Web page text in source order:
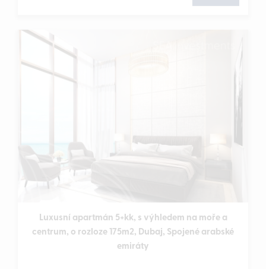
Luxusní apartmán 5+kk, s výhledem na moře a
centrum, o rozloze 175m2, Dubaj, Spojené arabské
emiráty